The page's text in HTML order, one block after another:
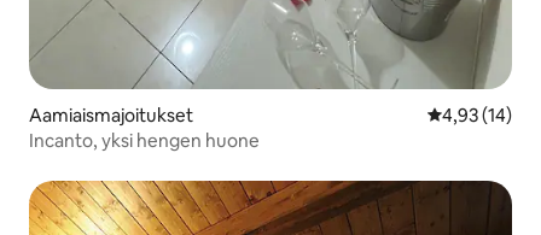
Aamiaismajoitukset
4,93 (14)
Incanto, yksi hengen huone